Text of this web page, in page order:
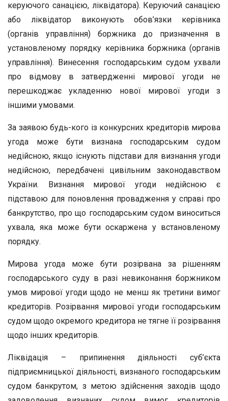
керуючого санацією, ліквідатора). Керуючий санацією
або ліквідатор виконують обов’язки керівника
(органів управління) боржника до призначення в
установленому порядку керівника боржника (органів
управління). Винесення господарським судом ухвали
про відмову в затвердженні мирової угоди не
перешкоджає укладенню нової мирової угоди з
іншими умовами.
За заявою будь-кого із конкурсних кредиторів мирова
угода може бути визнана господарським судом
недійсною, якщо існують підстави для визнання угоди
недійсною, передбачені цивільним законодавством
України. Визнання мирової угоди недійсною є
підставою для поновлення провадження у справі про
банкрутство, про що господарським судом виноситься
ухвала, яка може бути оскаржена у встановленому
порядку.
Мирова угода може бути розірвана за рішенням
господарського суду в разі невиконання боржником
умов мирової угоди щодо не менш як третини вимог
кредиторів. Розірвання мирової угоди господарським
судом щодо окремого кредитора не тягне її розірвання
щодо інших кредиторів.
Ліквідація – припинення діяльності суб’єкта
підприємницької діяльності, визнаного господарським
судом банкрутом, з метою здійснення заходів щодо